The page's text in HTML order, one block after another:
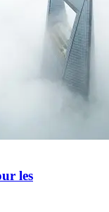
les